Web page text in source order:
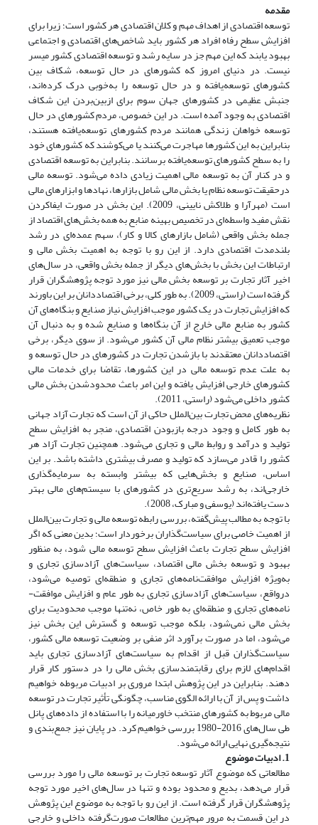
مقدمه
توسعه اقتصادی از اهداف مهم و کلان اقتصادی هر کشور است؛ زیرا برای
افزایش سطح رفاه افراد هر کشور باید شاخص‌های اقتصادی و اجتماعی
بهبود یابند که این مهم جز در سایه رشد و توسعه اقتصادی کشور میسر
نیست. در دنیای امروز که کشورهای در حال توسعه، شکاف بین
کشورهای توسعه‌یافته و در حال توسعه را به‌خوبی درک کرده‌اند،
جنبش عظیمی‌‌ در کشورهای جهان سوم برای از‌بین‌بردن این شکاف
اقتصادی به وجود آمده است. در این خصوص، مردم کشورهای در حال
توسعه خواهان زندگی همانند مردم کشورهای توسعه‌یافته هستند،
بنابراین به این کشورها مهاجرت می‌‌کنند یا می‌‌کوشند که کشورهای خود
را به سطح کشورهای توسعه‌یافته برسانند. بنابراین به توسعه اقتصادی
و در کنار آن به توسعه مالی اهمیت زیادی داده می‌‌شود. توسعه مالی
درحقیقت توسعه نظام یا بخش مالی شامل بازارها، نهادها و ابزارهای مالی
است (مهرآرا و طلاکش نایینی، 2009). این بخش در صورت ایفا‌کردن
نقش مفید واسطه‌ای در تخصیص بهینه منابع به همه بخش‌های اقتصاد از
جمله بخش واقعی (شامل بازارهای کالا و کار)، سهم عمده‌ای در رشد
بلندمدت اقتصادی دارد. از این رو با توجه به اهمیت بخش مالی و
ارتباطات این بخش با بخش‌های دیگر از جمله بخش واقعی، در سال‌های
اخیر آثار تجارت بر توسعه بخش مالی نیز مورد توجه پژوهشگران قرار
گرفته است (راستی، 2009). به طور کلی، برخی اقتصاددانان بر این باورند
که افزایش تجارت در یک کشور موجب افزایش نیاز صنایع و بنگاه‌های آن
کشور به منابع مالی خارج از آن بنگاه‌ها و صنایع شده و به دنبال آن
موجب تعمیق بیشتر نظام مالی آن کشور می‌شود. از سوی دیگر، برخی
اقتصاددانان معتقدند با بازشدن تجارت در کشورهای در حال توسعه و
به علت عدم توسعه مالی در این کشورها، تقاضا برای خدمات مالی
کشورهای خارجی افزایش یافته و این امر باعث محدود‌شدن بخش مالی
کشور داخلی می‌شود (راستی، 2011).
نظریه‌های محض تجارت بین‌الملل حاکی از آن است که تجارت آزاد جهانی
به طور کامل و وجود درجه بازبودن اقتصادی، منجر به افزایش سطح
تولید و درآمد و روابط مالی و تجاری می‌‌شود. همچنین تجارت آزاد هر
کشور را قادر می‌‌سازد که تولید و مصرف بیشتری داشته باشد. بر این
اساس، صنایع و بخش‌هایی که بیشتر وابسته به سرمایه‌‌گذاری
خارجی‌اند، به رشد سریع‌تری در کشورهای با سیستم‌های مالی بهتر
دست یافته‌اند (یوسفی و مبارک، 2008).
با توجه به مطالب پیش‌گفته، بررسی رابطه توسعه مالی و تجارت بین‌الملل
از اهمیت خاصی برای سیاست‌گذاران برخوردار است؛ بدین معنی که اگر
افزایش سطح تجارت باعث افزایش سطح توسعه مالی شود، به منظور
بهبود و توسعه بخش مالی اقتصاد، سیاست‌های آزاد‌سازی تجاری و
به‌ویژه افزایش موافقت‌نامه‌های تجاری و منطقه‌ای توصیه می‌شود،
درواقع، سیاست‌های آزادسازی تجاری به طور عام و افزایش موافقت‌­
نامه‌های تجاری و منطقه‌ای به طور خاص، نه‌تنها موجب محدودیت برای
بخش مالی نمی‌شود، بلکه موجب توسعه و گسترش این بخش نیز
می‌شود، اما در صورت برآورد اثر منفی بر وضعیت توسعه مالی کشور،
سیاست‌گذاران قبل از اقدام به سیاست‌های آزادسازی تجاری باید
اقدام‌های لازم برای رقابتمند‌سازی بخش مالی را در دستور کار قرار
دهند. بنابراین در این پژوهش ابتدا مروری بر ادبیات مربوطه خواهیم
داشت و پس از آن با ارائه الگوی مناسب، چگونگی تأثیر تجارت در توسعه
مالی مربوط به کشورهای منتخب خاورمیانه را با استفاده از داده‌های پانل
طی سال‌های 2016-1980 بررسی خواهیم کرد. در پایان نیز جمع‌بندی و
نتیجه‌گیری نهایی ارائه می‌شود.
1. ادبیات موضوع
مطالعاتی که موضوع آثار توسعه تجارت بر توسعه مالی را مورد بررسی
قرار می‌دهد، بدیع و محدود بوده و تنها در سال‌های اخیر مورد توجه
پژوهشگران قرار گرفته است. از این رو با توجه به موضوع این پژوهش
در این قسمت به مرور مهم‌ترین مطالعات صورت‌گرفته داخلی و خارجی